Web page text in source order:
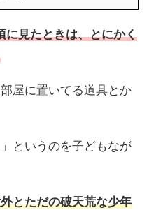
に見たときは、とにかく
屋に置いてる道具とか
というのを子どもなが
とただの破天荒な少年